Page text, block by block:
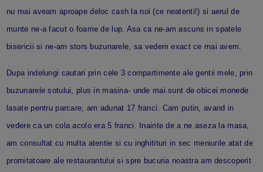
nu mai aveam aproape deloc cash la noi (ce neatenti!) si aerul de
munte ne-a facut o foame de lup. Asa ca ne-am ascuns in spatele
bisericii si ne-am stors buzunarele, sa vedem exact ce mai avem.
Dupa indelungi cautari prin cele 3 compartimente ale gentii mele, prin
buzunarele sotului, plus in masina- unde mai sunt de obicei monede
lasate pentru parcare, am adunat 17 franci. Cam putin, avand in
vedere ca un cola acolo era 5 franci. Inainte de a ne aseza la masa,
am consultat cu multa atentie si cu inghitituri in sec meniurile atat de
promitatoare ale restaurantului si spre bucuria noastra am descoperit